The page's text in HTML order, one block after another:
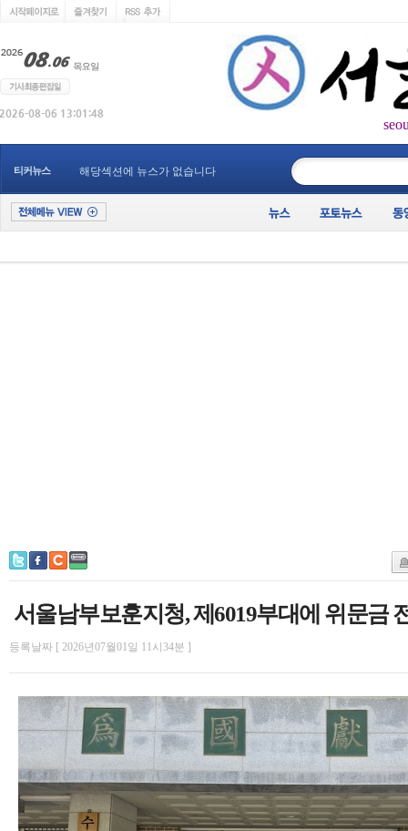
티커뉴스 해당섹션에 뉴스가 없습니다
서울남부보훈지청, 제6019부대에 위문금
등록날짜 [ 2026년07월01일 11시34분 ]